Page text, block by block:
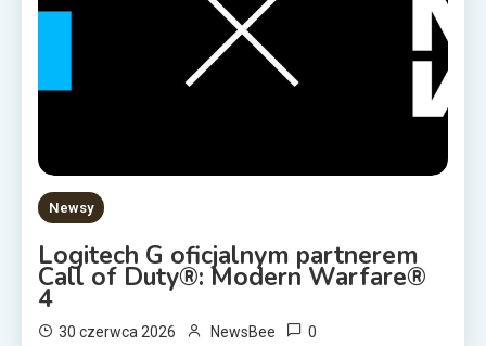
Newsy
Logitech G oficjalnym partnerem
Call of Duty®: Modern Warfare®
4
30 czerwca 2026 NewsBee 0